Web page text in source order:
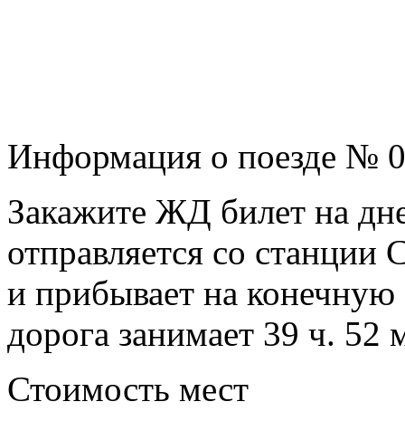
Информация о поезде №
Закажите ЖД билет на
отправляется со
и прибывает на
дорога занимает 39 ч. 52
Стоимость мест